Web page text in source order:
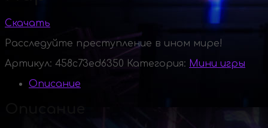
Скачать
Расследуйте преступление в ином мире!
Артикул: 458c73ed6350 Категория: Мини игры
Описание